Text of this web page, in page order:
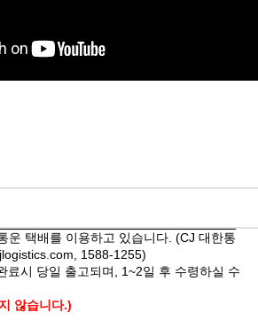
운 택배를 이용하고 있습니다. (CJ 대한통
, 1588-1255)
료시 당일 출고되며, 1~2일 후 수령하실 수
않습니다.)